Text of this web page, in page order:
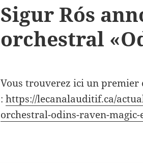
Sigur Rós
orchestral
Vous trouverez ici un
:https://lecanalauditif.ca/
orchestral-odins-raven-